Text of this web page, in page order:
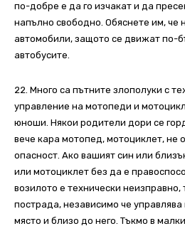
по-добре е да го изчакат и да
напълно свободно. Обяснете им, че
автомобили, защото се движат по-
автобусите.
22. Много са пътните злополуки с
управление на мотопеди и
юноши. Някои родители дори се
вече кара мотопед, мотоциклет, не
опасност. Ако вашият син или
или мотоциклет без да е
возилото е технически неизправно,
пострада, независимо че
място и близо до него. Тъкмо в